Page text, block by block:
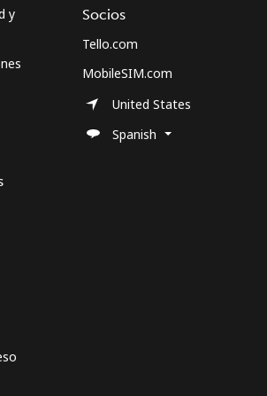
y
Socios
Tello.com
MobileSIM.com
United States
Spanish